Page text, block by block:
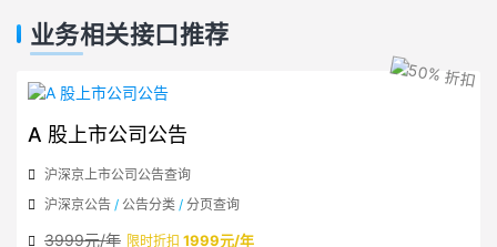
业务相关接口推荐
A 股上市公司公告
沪深京上市公司公告查询
沪深京公告 / 公告分类 / 分页查询
3999元/年 限时折扣 1999元/年